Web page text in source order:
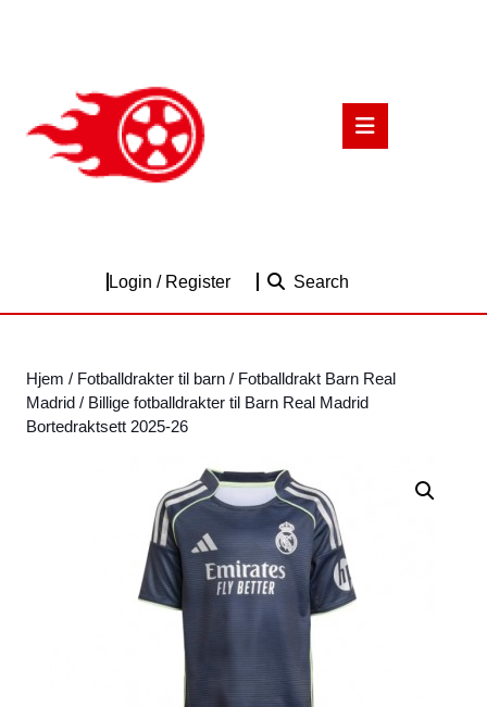
Login / RegisterLogin
Search
Hjem / Fotballdrakter til barn / Fotballdrakt Barn Real
Madrid / Billige fotballdrakter til Barn Real Madrid
Bortedraktsett 2025-26